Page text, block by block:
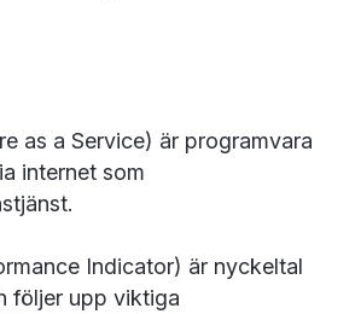
as a Service) är programvara
internet som
Indicator) är nyckeltal
följer upp viktiga